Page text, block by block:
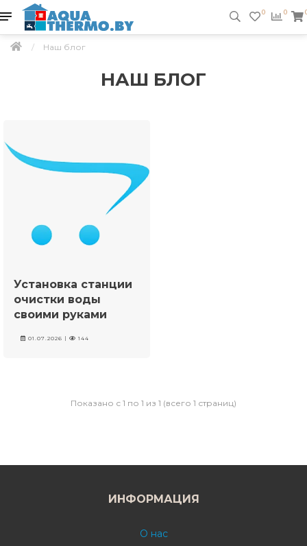
0 0
Наш блог
НАШ БЛОГ
Установка станции
очистки воды
своими руками
01.07.2026 | 144
Показано с 1 по 1 из 1 (всего 1 страниц)
ИНФОРМАЦИЯ
О нас